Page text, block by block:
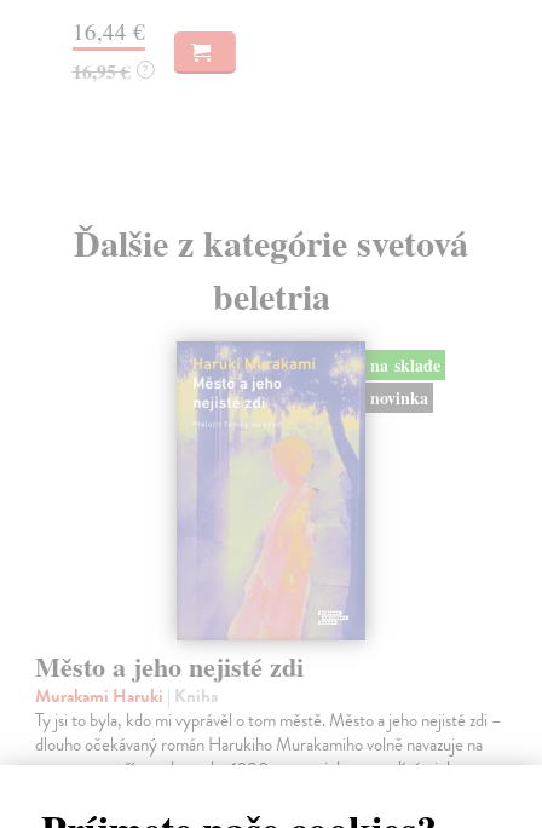
16,44 €
16,95 € ?
Ďalšie z kategórie svetová
beletria
na sklade
novinka
Město a jeho nejisté zdi
Murakami Haruki | Kniha
Ty jsi to byla, kdo mi vyprávěl o tom městě. Město a jeho nejisté zdi –
dlouho očekávaný román Harukiho Murakamiho volně navazuje na
autorovu starší novelu z roku 1980 a tematicky se prolíná s jeho
?